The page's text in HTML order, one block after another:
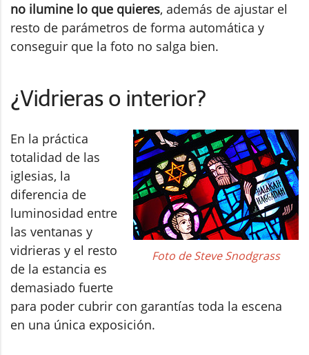
no ilumine lo que quieres, además de ajustar el
resto de parámetros de forma automática y
conseguir que la foto no salga bien.
¿Vidrieras o interior?
Foto de Steve Snodgrass
En la práctica
totalidad de las
iglesias, la
diferencia de
luminosidad entre
las ventanas y
vidrieras y el resto
de la estancia es
demasiado fuerte
para poder cubrir con garantías toda la escena
en una única exposición.